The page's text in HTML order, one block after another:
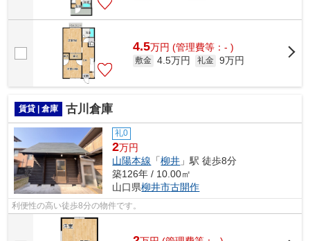
4.5万円 (管理費等：- )
敷金 4.5万円 礼金 9万円
賃貸 | 倉庫 古川倉庫
礼0
2万円
山陽本線 「柳井 」駅 徒歩8分
築126年 / 10.00㎡
山口県柳井市古開作
利便性の高い徒歩8分の物件です。